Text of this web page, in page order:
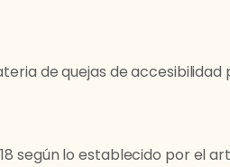
de quejas de accesibilidad
según lo establecido por el